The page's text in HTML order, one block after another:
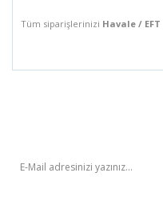
Tüm siparişlerinizi Havale / EFT